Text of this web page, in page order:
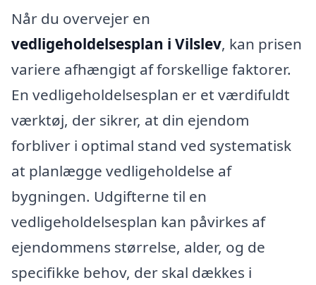
Når du overvejer en
vedligeholdelsesplan i Vilslev, kan prisen
variere afhængigt af forskellige faktorer.
En vedligeholdelsesplan er et værdifuldt
værktøj, der sikrer, at din ejendom
forbliver i optimal stand ved systematisk
at planlægge vedligeholdelse af
bygningen. Udgifterne til en
vedligeholdelsesplan kan påvirkes af
ejendommens størrelse, alder, og de
specifikke behov, der skal dækkes i